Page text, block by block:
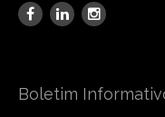
Boletim